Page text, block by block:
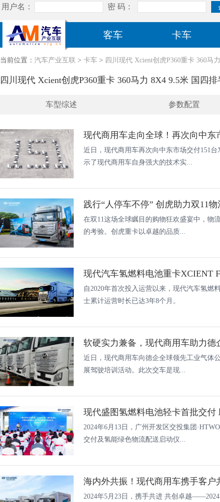
客车 卡车
当前位置： 汽车产业互联 > 卡车 > 四川现代 Xcient创虎P360重卡 360马
四川现代 Xcient创虎P360重卡 360马力 8X4 9.5米 国四
车型综述 参数配置
近日，现代商用车再次向中东市场交付151
示了现代商用车自身强大的技术实...
践行“人停车不停” 创虎助力双11
在双11这场全球瞩目的购物狂欢盛宴中，物
的考验。创虎重卡以卓越的品质...
自2020年首次投入运营以来，现代汽车氢燃
士累计运营时长已达3年8个月。
软硬实力兼备，现代商用车助力德
近日，现代商用车向德企全球领先工业气体
展驾驶培训活动。此次交车是现...
现代盛图氢燃料电池轻卡首批交付
2024年6月13日，广州开发区交投集团
交付及氢能绿色物流配送启动仪...
海内外共振！现代商用车携手客户
2024年5月23日，携手共进 共创卓越——2024